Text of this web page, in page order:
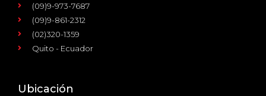
(09)9-973-7687
(09)9-861-2312
(02)320-1359
Quito - Ecuador
Ubicación